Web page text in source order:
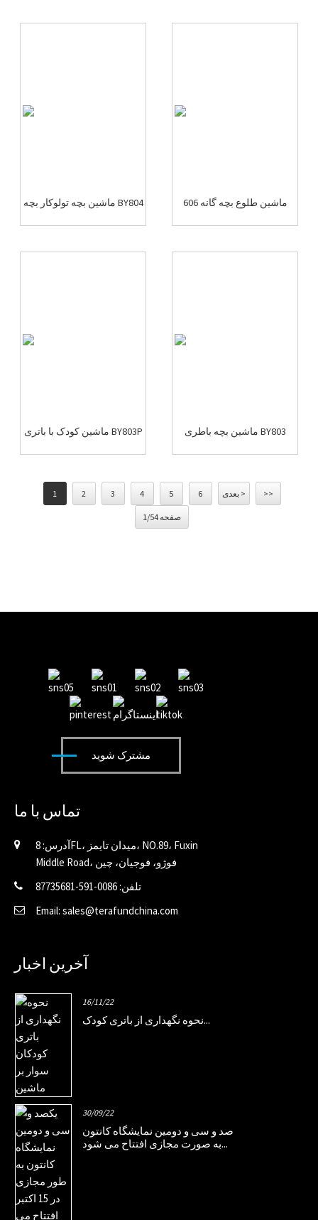
ماشین بچه تولوکار بچه BY804 ماشین طلوع بچه گانه 606
ماشین کودک با باتری BY803P ماشین بچه باطری BY803
1 2 3 4 5 6 بعدی > >>
صفحه 1/54
مشترک شوید
تماس با ما
آدرس: 8FL، میدان تایمز، NO.89، Fuxin
Middle Road، فوژو، فوجیان، چین
تلفن: 0086-591-87735681
Email: sales@terafundchina.com
آخرین اخبار
16/11/22
نحوه نگهداری از باتری کودک...
30/09/22
صد و سی و دومین نمایشگاه کانتون
به صورت مجازی افتتاح می شود...